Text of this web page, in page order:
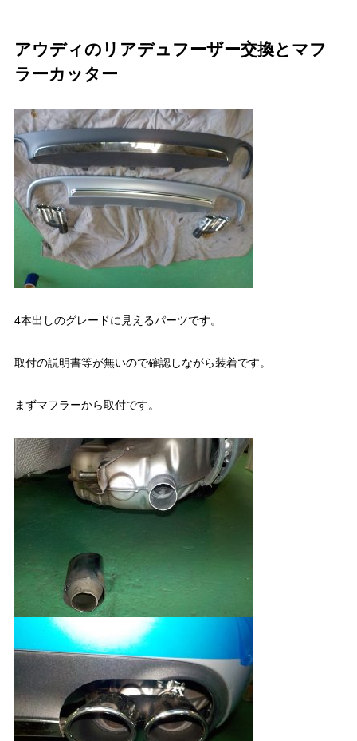
アウディのリアデュフーザー交換とマフ
ラーカッター
4本出しのグレードに見えるパーツです。
取付の説明書等が無いので確認しながら装着です。
まずマフラーから取付です。